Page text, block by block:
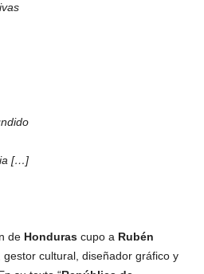
[…]
de Honduras cupo a Rubén
gestor cultural, diseñador gráfico y